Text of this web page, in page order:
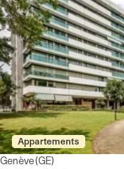
Appartements
Genève(GE)